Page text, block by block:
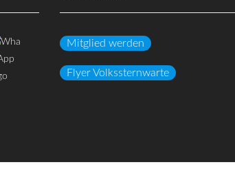
Mitglied werden
Flyer Volkssternwarte